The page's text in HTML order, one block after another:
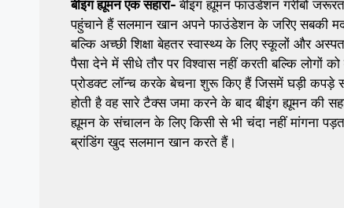
बीइंग ह्यूमन एक सहारा-बीइंग ह्यूमन फाउंडेशन गरीबों
पहुंचाने हैं सलमान खान अपने फाउंडेशन के जरिए सबकी
बल्कि अच्छी शिक्षा बेहतर स्वास्थ्य के लिए स्कूलों और
पैसा देने में सीधे तौर पर विश्वास नहीं करती बल्कि
प्रोडक्ट लॉन्च करके बेचना शुरू किए हैं जिसमें घड़ी कपड़े
होती है वह सारे टैक्स जमा करने के बाद बीइंग ह्यूमन की
ह्यूमन के संचालन के लिए किसी से भी चंदा नहीं मांगना
ब्रांडिंग खुद सलमान खान करते हैं।